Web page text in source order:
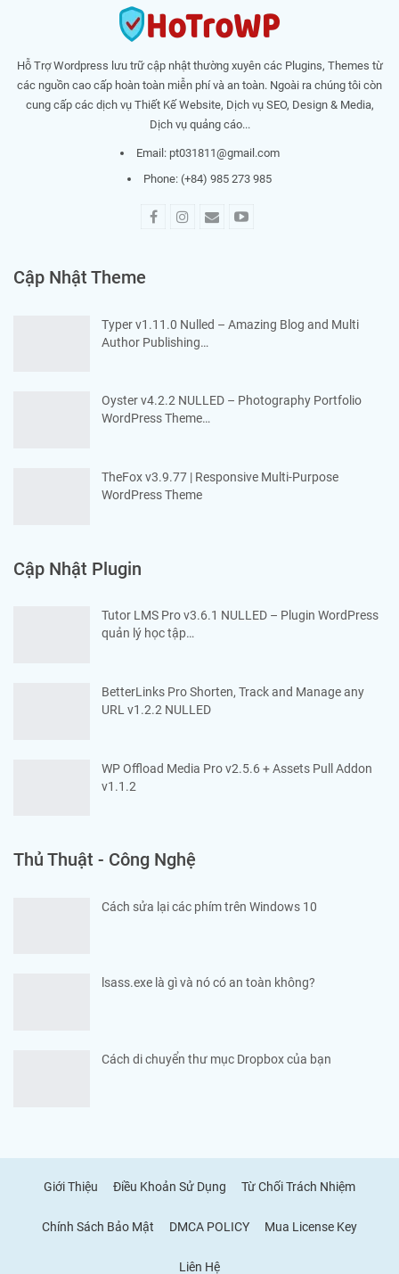
Hỗ Trợ Wordpress lưu trữ cập nhật thường xuyên các Plugins, Themes từ
các nguồn cao cấp hoàn toàn miễn phí và an toàn. Ngoài ra chúng tôi còn
cung cấp các dịch vụ Thiết Kế Website, Dịch vụ SEO, Design & Media,
Dịch vụ quảng cáo...
Email: pt031811@gmail.com
Phone: (+84) 985 273 985
Cập Nhật Theme
Typer v1.11.0 Nulled – Amazing Blog and Multi
Author Publishing…
Oyster v4.2.2 NULLED – Photography Portfolio
WordPress Theme…
TheFox v3.9.77 | Responsive Multi-Purpose
WordPress Theme
Cập Nhật Plugin
Tutor LMS Pro v3.6.1 NULLED – Plugin WordPress
quản lý học tập…
BetterLinks Pro Shorten, Track and Manage any
URL v1.2.2 NULLED
WP Offload Media Pro v2.5.6 + Assets Pull Addon
v1.1.2
Thủ Thuật - Công Nghệ
Cách sửa lại các phím trên Windows 10
lsass.exe là gì và nó có an toàn không?
Cách di chuyển thư mục Dropbox của bạn
Giới Thiệu Điều Khoản Sử Dụng Từ Chối Trách Nhiệm
Chính Sách Bảo Mật DMCA POLICY Mua License Key
Liên Hệ